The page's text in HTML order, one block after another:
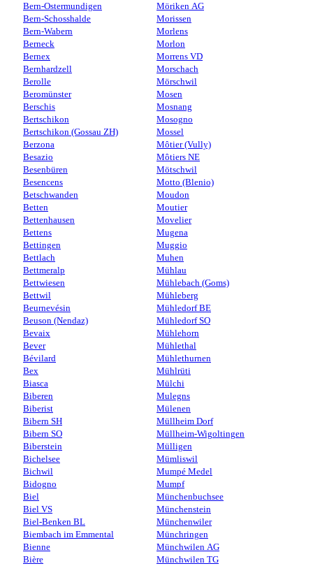
Bern-Ostermundigen
Bern-Schosshalde
Bern-Wabern
Berneck
Bernex
Bernhardzell
Berolle
Beromünster
Berschis
Bertschikon
Bertschikon (Gossau ZH)
Berzona
Besazio
Besenbüren
Besencens
Betschwanden
Betten
Bettenhausen
Bettens
Bettingen
Bettlach
Bettmeralp
Bettwiesen
Bettwil
Beurnevésin
Beuson (Nendaz)
Bevaix
Bever
Bévilard
Bex
Biasca
Biberen
Biberist
Bibern SH
Bibern SO
Biberstein
Bichelsee
Bichwil
Bidogno
Biel
Biel VS
Biel-Benken BL
Biembach im Emmental
Bienne
Bière
Möriken AG
Morissen
Morlens
Morlon
Morrens VD
Morschach
Mörschwil
Mosen
Mosnang
Mosogno
Mossel
Môtier (Vully)
Môtiers NE
Mötschwil
Motto (Blenio)
Moudon
Moutier
Movelier
Mugena
Muggio
Muhen
Mühlau
Mühlebach (Goms)
Mühleberg
Mühledorf BE
Mühledorf SO
Mühlehorn
Mühlethal
Mühlethurnen
Mühlrüti
Mülchi
Mulegns
Mülenen
Müllheim Dorf
Müllheim-Wigoltingen
Mülligen
Mümliswil
Mumpé Medel
Mumpf
Münchenbuchsee
Münchenstein
Münchenwiler
Münchringen
Münchwilen AG
Münchwilen TG